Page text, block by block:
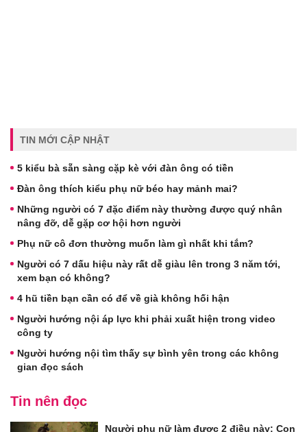
TIN MỚI CẬP NHẬT
5 kiểu bà sẵn sàng cặp kè với đàn ông có tiền
Đàn ông thích kiểu phụ nữ béo hay mảnh mai?
Những người có 7 đặc điểm này thường được quý nhân
nâng đỡ, dễ gặp cơ hội hơn người
Phụ nữ cô đơn thường muốn làm gì nhất khi tắm?
Người có 7 dấu hiệu này rất dễ giàu lên trong 3 năm tới,
xem bạn có không?
4 hũ tiền bạn cần có để về già không hối hận
Người hướng nội áp lực khi phải xuất hiện trong video
công ty
Người hướng nội tìm thấy sự bình yên trong các không
gian đọc sách
Tin nên đọc
Người phụ nữ làm được 2 điều này: Con